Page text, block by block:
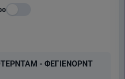
- ΦΕΓΙΕΝΟΡΝΤ